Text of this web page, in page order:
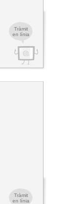
Tràmit
en línia
Tràmit
en línia